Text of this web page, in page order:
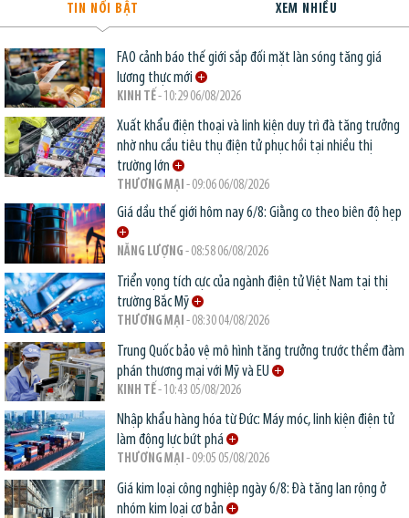
TIN NỔI BẬT XEM NHIỀU
FAO cảnh báo thế giới sắp đối mặt làn sóng tăng giá
lương thực mới
KINH TẾ- 10:29 06/08/2026
Xuất khẩu điện thoại và linh kiện duy trì đà tăng trưởng
nhờ nhu cầu tiêu thụ điện tử phục hồi tại nhiều thị
trường lớn
THƯƠNG MẠI - 09:06 06/08/2026
Giá dầu thế giới hôm nay 6/8: Giằng co theo biên độ hẹp
NĂNG LƯỢNG - 08:58 06/08/2026
Triển vọng tích cực của ngành điện tử Việt Nam tại thị
trường Bắc Mỹ
THƯƠNG MẠI - 08:30 04/08/2026
Trung Quốc bảo vệ mô hình tăng trưởng trước thềm đàm
phán thương mại với Mỹ và EU
KINH TẾ- 10:43 05/08/2026
Nhập khẩu hàng hóa từ Đức: Máy móc, linh kiện điện tử
làm động lực bứt phá
THƯƠNG MẠI - 09:05 05/08/2026
Giá kim loại công nghiệp ngày 6/8: Đà tăng lan rộng ở
nhóm kim loại cơ bản